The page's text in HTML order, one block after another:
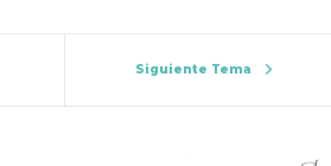
Siguiente Tema